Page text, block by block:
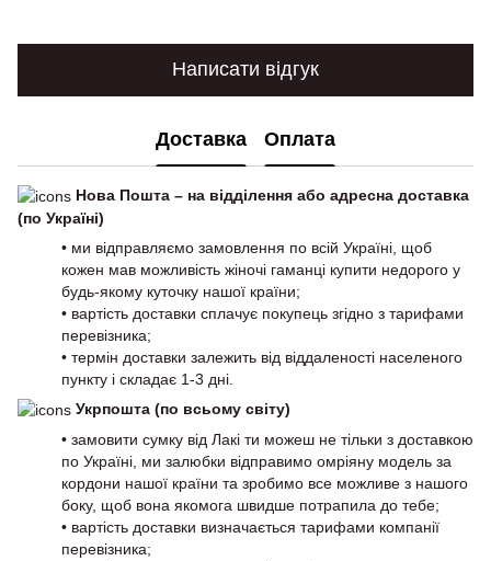
Написати відгук
Доставка Оплата
Нова Пошта – на відділення або адресна доставка
(по Україні)
• ми відправляємо замовлення по всій Україні, щоб
кожен мав можливість жіночі гаманці купити недорого у
будь-якому куточку нашої країни;
• вартість доставки сплачує покупець згідно з тарифами
перевізника;
• термін доставки залежить від віддаленості населеного
пункту і складає 1-3 дні.
Укрпошта (по всьому світу)
• замовити сумку від Лакі ти можеш не тільки з доставкою
по Україні, ми залюбки відправимо омріяну модель за
кордони нашої країни та зробимо все можливе з нашого
боку, щоб вона якомога швидше потрапила до тебе;
• вартість доставки визначається тарифами компанії
перевізника;